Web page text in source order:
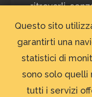
ritrovarli,
manualmente
bisogno di
del software
disposizione!
siamo rimasti
Questo sito
garantirti una
statistici di
sono solo quelli
tutti i servizi